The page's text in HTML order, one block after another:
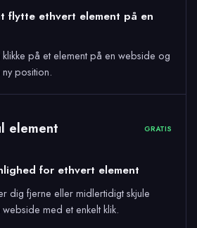
flytte ethvert element på en
på et element på en webside og
position.
element GRATIS
for ethvert element
dig fjerne eller midlertidigt skjule
med et enkelt klik.